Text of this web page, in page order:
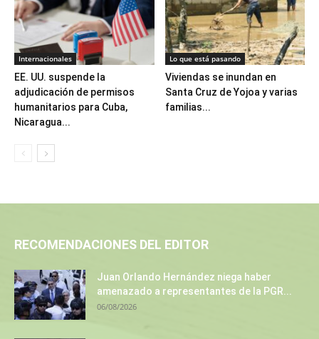
Internacionales
EE. UU. suspende la
adjudicación de permisos
humanitarios para Cuba,
Nicaragua...
Lo que está pasando
Viviendas se inundan en
Santa Cruz de Yojoa y varias
familias...
RECOMENDACIONES DEL EDITOR
Juan Orlando Hernández niega haber
amenazado a representantes de la PGR...
06/08/2026